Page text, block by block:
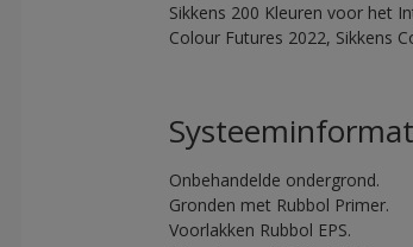
Sikkens 200 Kleuren voor het
Colour Futures 2022, Sikkens
Onbehandelde ondergrond.
Gronden met Rubbol Primer.
Voorlakken Rubbol EPS.